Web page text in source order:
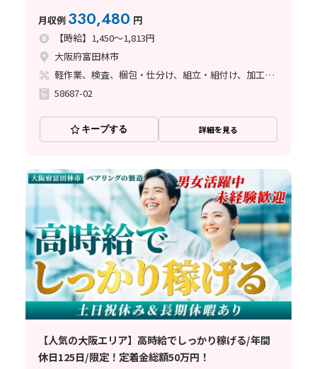
月収例 330,480 円
【時給】1,450～1,813円
大阪府富田林市
軽作業、検査、梱包・仕分け、組立・組付け、加工、マシンオペレーター、フォークリフト、座り作業、立ち作業、バリ取り
58687-02
キープする 詳細を見る
【人気の大阪エリア】高時給でしっかり稼げる/年間
休日125日/限定！定着金総額50万円！